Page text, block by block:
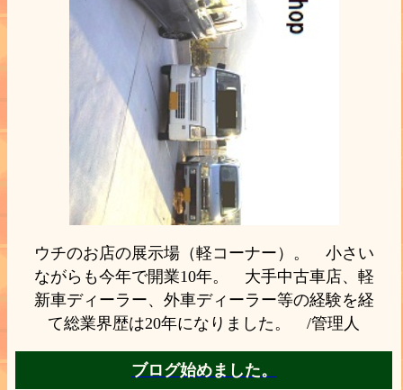
ウチのお店の展示場（軽コーナー）。 小さい
ながらも今年で開業10年。 大手中古車店、軽
新車ディーラー、外車ディーラー等の経験を経
て総業界歴は20年になりました。 /管理人
ブログ始めました。